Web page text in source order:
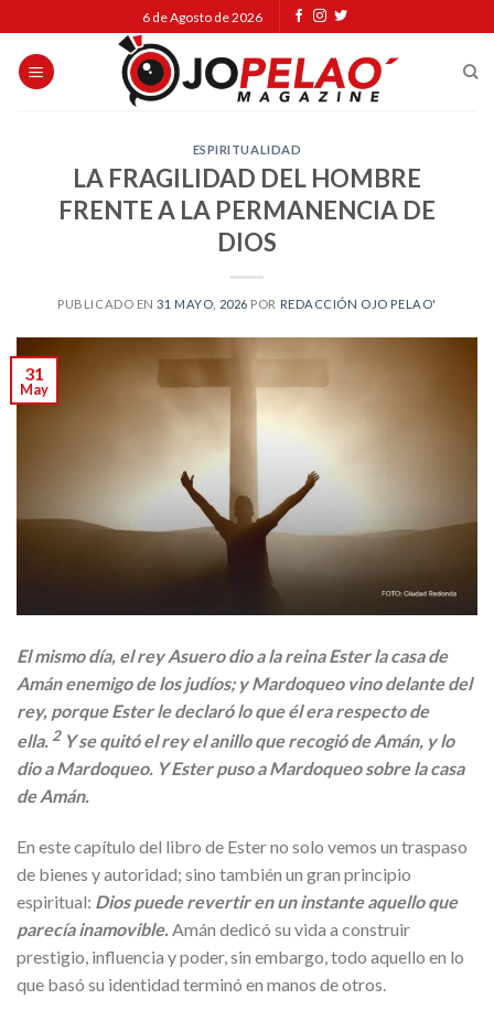
to
content
6 de Agosto de 2026
ESPIRITUALIDAD
LA FRAGILIDAD DEL HOMBRE
FRENTE A LA PERMANENCIA DE
DIOS
PUBLICADO EN31 MAYO, 2026 POR REDACCIÓN OJO PELAO'
31
May
El mismo día, el rey Asuero dio a la reina Ester la casa de
Amán enemigo de los judíos; y Mardoqueo vino delante del
rey, porque Ester le declaró lo que él era respecto de
ella. 2 Y se quitó el rey el anillo que recogió de Amán, y lo
dio a Mardoqueo. Y Ester puso a Mardoqueo sobre la casa
de Amán.
En este capítulo del libro de Ester no solo vemos un traspaso
de bienes y autoridad; sino también un gran principio
espiritual: Dios puede revertir en un instante aquello que
parecía inamovible.Amán dedicó su vida a construir
prestigio, influencia y poder, sin embargo, todo aquello en lo
que basó su identidad terminó en manos de otros.